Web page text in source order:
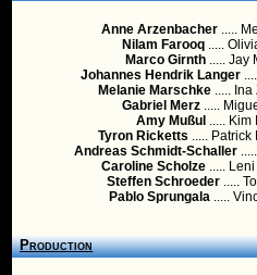
Anne Arzenbacher.....
Nilam Farooq.....
Marco Girnth..... Jay
Johannes Hendrik Langer
Melanie Marschke..... Ina
Gabriel Merz.....
Amy Mußul ..... Kim
Tyron Ricketts .....
Andreas Schmidt-Schaller
Caroline Scholze .....
Steffen Schroeder .....
Pablo Sprungala .....
Production